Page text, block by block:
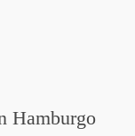
Hamburgo